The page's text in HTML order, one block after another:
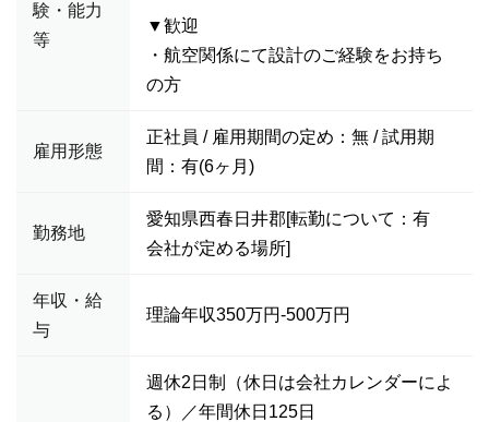
験・能力
等
▼歓迎
・航空関係にて設計のご経験をお持ち
の方
雇用形態
正社員 / 雇用期間の定め：無 / 試用期
間：有(6ヶ月)
勤務地
愛知県西春日井郡[転勤について：有
会社が定める場所]
年収・給
与
理論年収350万円-500万円
週休2日制（休日は会社カレンダーによ
る）／年間休日125日